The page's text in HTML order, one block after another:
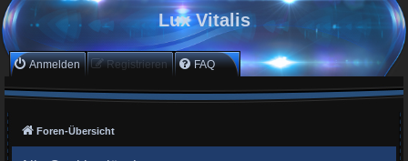
Lux Vitalis
Anmelden Registrieren FAQ
Foren-Übersicht